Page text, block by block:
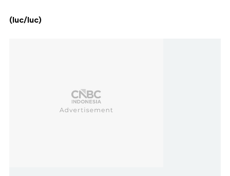
(luc/luc)